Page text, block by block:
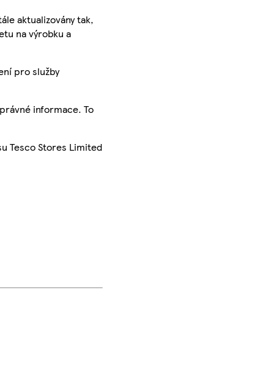
aktualizovány tak,
na výrobku a
pro služby
informace. To
Tesco Stores Limited